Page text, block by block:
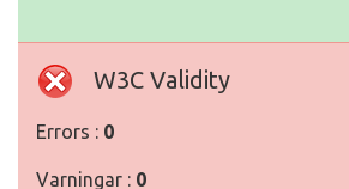
W3C Validity
Errors : 0
Varningar : 0